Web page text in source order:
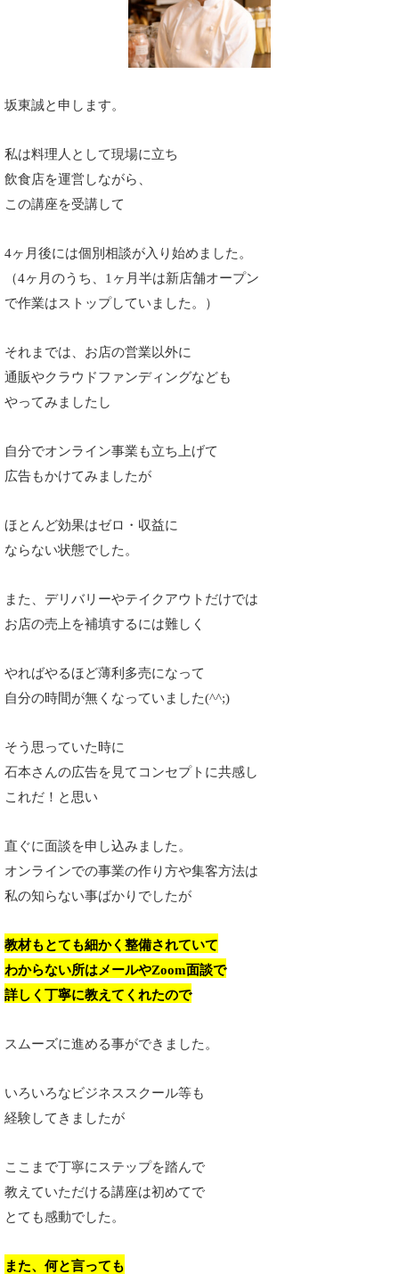
坂東誠と申します。
私は料理人として現場に立ち
飲食店を運営しながら、
この講座を受講して
4ヶ月後には個別相談が入り始めました。
（4ヶ月のうち、1ヶ月半は新店舗オープン
で作業はストップしていました。）
それまでは、お店の営業以外に
通販やクラウドファンディングなども
やってみましたし
自分でオンライン事業も立ち上げて
広告もかけてみましたが
ほとんど効果はゼロ・収益に
ならない状態でした。
また、デリバリーやテイクアウトだけでは
お店の売上を補填するには難しく
やればやるほど薄利多売になって
自分の時間が無くなっていました(^^;)
そう思っていた時に
石本さんの広告を見て コンセプトに共感し
これだ！と思い
直ぐに面談を申し込みました。
オンラインでの事業の作り方や集客方法は
私の知らない事ばかりでしたが
教材もとても細かく整備されていて
わからない所はメールやZoom面談で
詳しく丁寧に教えてくれたので
スムーズに進める事ができました。
いろいろなビジネススクール等も
経験してきましたが
ここまで丁寧にステップを踏んで
教えていただける講座は初めてで
とても感動でした。
また、何と言っても